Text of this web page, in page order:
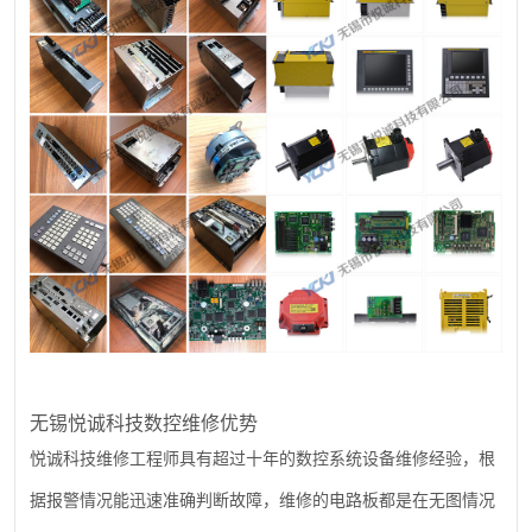
无锡悦诚科技数控维修优势
悦诚科技维修工程师具有超过十年的数控系统设备维修经验，根
据报警情况能迅速准确判断故障，维修的电路板都是在无图情况